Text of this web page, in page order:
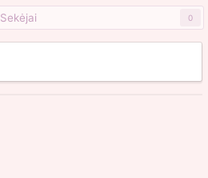
Sekėjai 0